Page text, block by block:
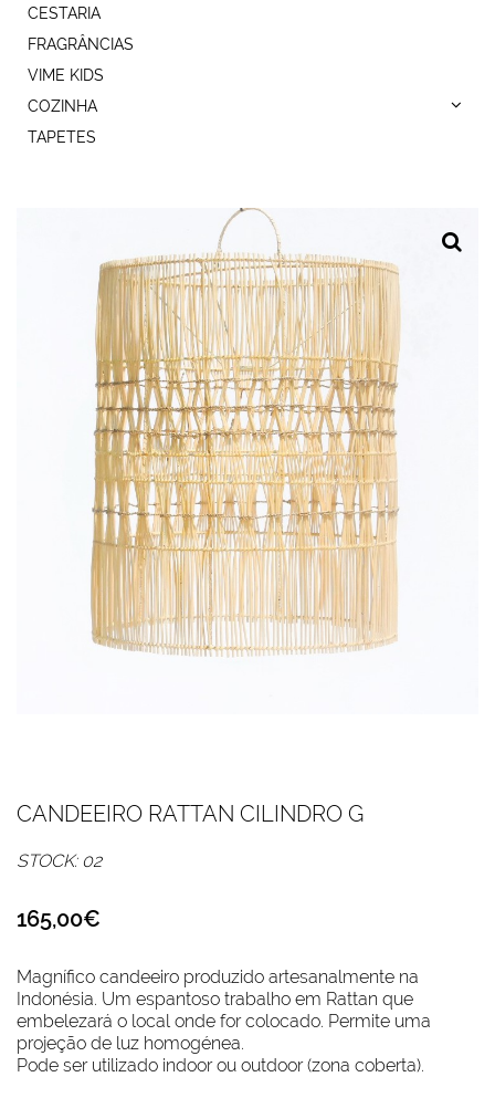
CESTARIA
FRAGRÂNCIAS
VIME KIDS
COZINHA
TAPETES
CANDEEIRO RATTAN CILINDRO G
STOCK: 02
165,00€
Magnífico candeeiro produzido artesanalmente na
Indonésia. Um espantoso trabalho em Rattan que
embelezará o local onde for colocado. Permite uma
projeção de luz homogénea.
Pode ser utilizado indoor ou outdoor (zona coberta).